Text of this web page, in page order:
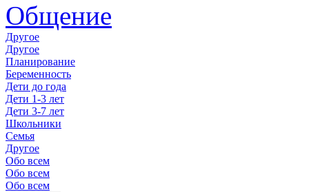
Общение
Другое
Другое
Планирование
Беременность
Дети до года
Дети 1-3 лет
Дети 3-7 лет
Школьники
Семья
Другое
Обо всем
Обо всем
Обо всем